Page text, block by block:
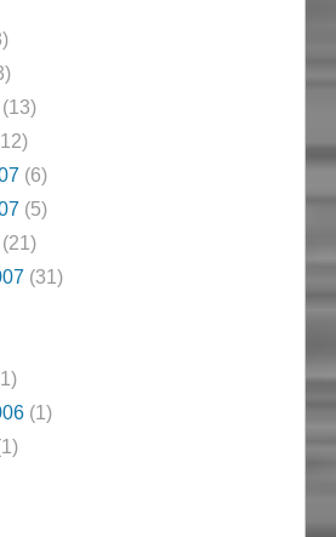
(6)
(5)
(21)
(31)
(1)